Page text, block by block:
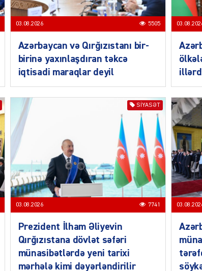
DÜNYA
03.08.2026 5505
Azərbaycan və Qırğızıstanı bir-
birinə yaxınlaşdıran təkcə
iqtisadi maraqlar deyil
SIYASƏT
03.08.2026 7741
Prezident İlham Əliyevin
Qırğızıstana dövlət səfəri
münasibətlərdə yeni tarixi
mərhələ kimi dəyərləndirilir